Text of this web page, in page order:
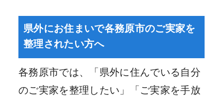
県外にお住まいで各務原市のご実家を
整理されたい方へ
各務原市では、「県外に住んでいる自分
のご実家を整理したい」「ご実家を手放